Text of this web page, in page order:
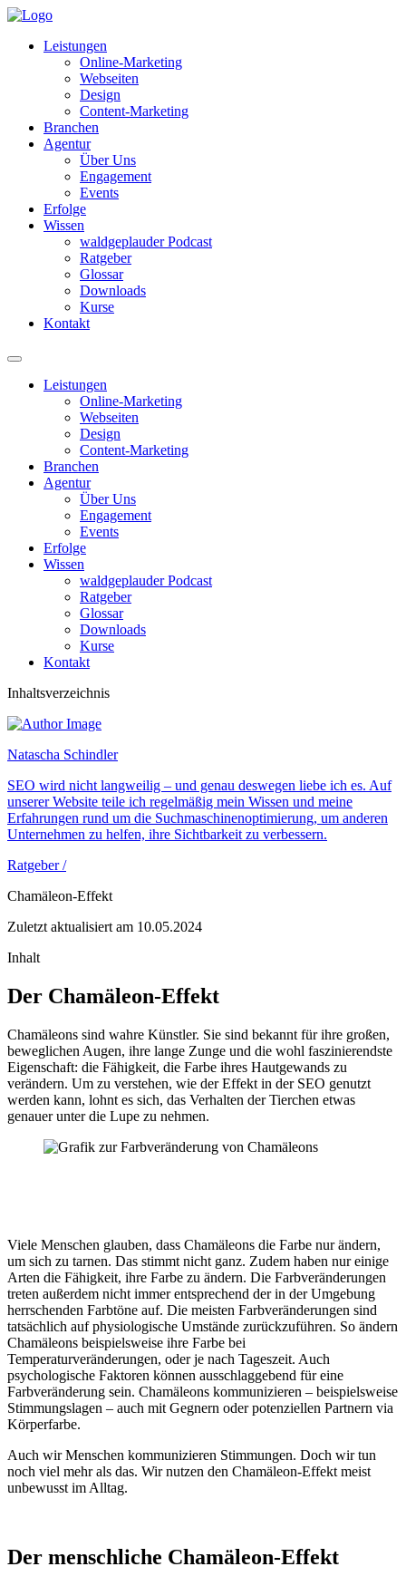
Leistungen
Online-Marketing
Webseiten
Design
Content-Marketing
Branchen
Agentur
Über Uns
Engagement
Events
Erfolge
Wissen
waldgeplauder Podcast
Ratgeber
Glossar
Downloads
Kurse
Kontakt
Leistungen
Online-Marketing
Webseiten
Design
Content-Marketing
Branchen
Agentur
Über Uns
Engagement
Events
Erfolge
Wissen
waldgeplauder Podcast
Ratgeber
Glossar
Downloads
Kurse
Kontakt
Inhaltsverzeichnis
Natascha Schindler
SEO wird nicht langweilig – und genau deswegen liebe ich es. Auf
unserer Website teile ich regelmäßig mein Wissen und meine
Erfahrungen rund um die Suchmaschinenoptimierung, um anderen
Unternehmen zu helfen, ihre Sichtbarkeit zu verbessern.
Ratgeber /
Chamäleon-Effekt
Zuletzt aktualisiert am 10.05.2024
Inhalt
Der Chamäleon-Effekt
Chamäleons sind wahre Künstler. Sie sind bekannt für ihre großen,
beweglichen Augen, ihre lange Zunge und die wohl faszinierendste
Eigenschaft: die Fähigkeit, die Farbe ihres Hautgewands zu
verändern. Um zu verstehen, wie der Effekt in der SEO genutzt
werden kann, lohnt es sich, das Verhalten der Tierchen etwas
genauer unter die Lupe zu nehmen.
Viele Menschen glauben, dass Chamäleons die Farbe nur ändern,
um sich zu tarnen. Das stimmt nicht ganz. Zudem haben nur einige
Arten die Fähigkeit, ihre Farbe zu ändern. Die Farbveränderungen
treten außerdem nicht immer entsprechend der in der Umgebung
herrschenden Farbtöne auf. Die meisten Farbveränderungen sind
tatsächlich auf physiologische Umstände zurückzuführen. So ändern
Chamäleons beispielsweise ihre Farbe bei
Temperaturveränderungen, oder je nach Tageszeit. Auch
psychologische Faktoren können ausschlaggebend für eine
Farbveränderung sein. Chamäleons kommunizieren – beispielsweise
Stimmungslagen – auch mit Gegnern oder potenziellen Partnern via
Körperfarbe.
Auch wir Menschen kommunizieren Stimmungen. Doch wir tun
noch viel mehr als das. Wir nutzen den Chamäleon-Effekt meist
unbewusst im Alltag.
Der menschliche Chamäleon-Effekt